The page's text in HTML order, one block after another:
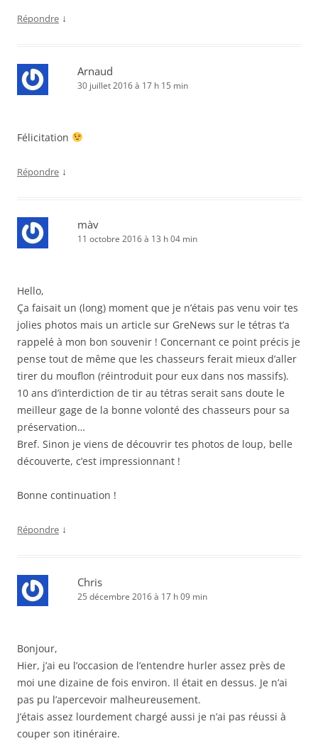
Répondre ↓
Arnaud
30 juillet 2016 à 17 h 15 min
Félicitation
Répondre ↓
màv
11 octobre 2016 à 13 h 04 min
Hello,
Ça faisait un (long) moment que je n’étais pas venu voir tes
jolies photos mais un article sur GreNews sur le tétras t’a
rappelé à mon bon souvenir ! Concernant ce point précis je
pense tout de même que les chasseurs ferait mieux d’aller
tirer du mouflon (réintroduit pour eux dans nos massifs).
10 ans d’interdiction de tir au tétras serait sans doute le
meilleur gage de la bonne volonté des chasseurs pour sa
préservation…
Bref. Sinon je viens de découvrir tes photos de loup, belle
découverte, c’est impressionnant !
Bonne continuation !
Répondre ↓
Chris
25 décembre 2016 à 17 h 09 min
Bonjour,
Hier, j’ai eu l’occasion de l’entendre hurler assez près de
moi une dizaine de fois environ. Il était en dessus. Je n’ai
pas pu l’apercevoir malheureusement.
J’étais assez lourdement chargé aussi je n’ai pas réussi à
couper son itinéraire.